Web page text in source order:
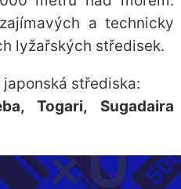
a technicky
lyžařských středisek.
střediska:
Togari, Sugadaira